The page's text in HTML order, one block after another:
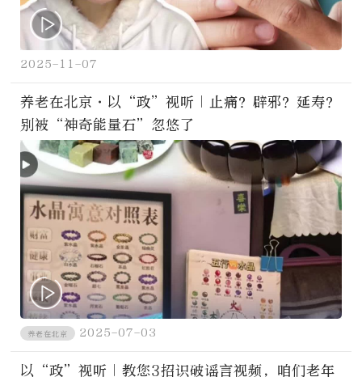
2025-11-07
养老在北京·以“政”视听｜止痛？辟邪？延寿？
别被“神奇能量石”忽悠了
养老在北京 2025-07-03
以“政”视听｜教您3招识破谣言视频，咱们老年